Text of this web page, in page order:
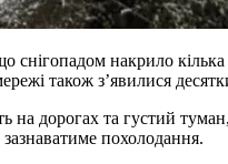
снігопадом накрило
також з’явилися
на дорогах та густий
похолодання.